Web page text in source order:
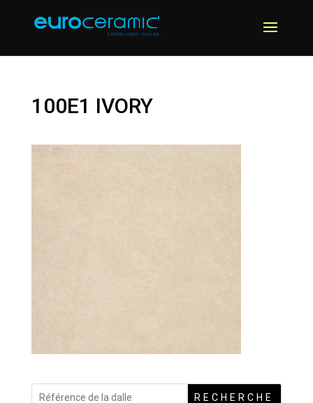
100E1 IVORY
RECHERCHE